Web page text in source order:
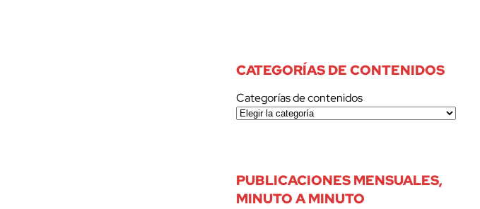
CATEGORÍAS DE CONTENIDOS
Categorías de contenidos
PUBLICACIONES MENSUALES,
MINUTO A MINUTO